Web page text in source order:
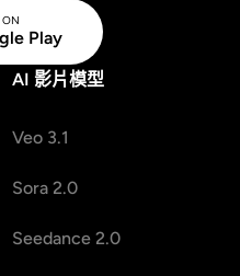
ON
Play
AI 影片模型
Veo 3.1
Sora 2.0
Seedance 2.0